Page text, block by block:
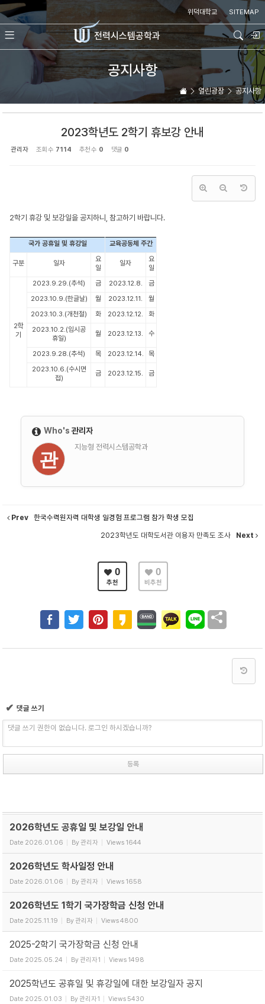
위덕대학교 SITEMAP
전력시스템공학과
공지사항
열린광장 공지사항
2023학년도 2학기 휴보강 안내
관리자 조회 수 7114 추천 수 0 댓글 0
2학기 휴강 및 보강일을 공지하니, 참고하기 바랍니다.
국가 공휴일 및 휴강일 교육공동체 주간
구분 일자
요
일
일자
요
일
2학
기
2023.9.29.(추석) 금 2023.12.8.
금
2023.10.9.(한글날)
월 2023.12.11.
월
2023.10.3.(개천절)
화 2023.12.12.
화
2023.10.2.(임시공
휴일)
월 2023.12.13. 수
2023.9.28.(추석) 목 2023.12.14.
목
2023.10.6.(수시면
접)
금 2023.12.15. 금
Who's관리자
관 지능형 전력시스템공학과
Prev
한국수력원자력 대학생 일경험 프로그램 참가 학생 모집
2023학년도 대학도서관 이용자 만족도 조사
Next
0
추천
0
비추천
✔ 댓글 쓰기
댓글 쓰기 권한이 없습니다. 로그인 하시겠습니까?
2026학년도 공휴일 및 보강일 안내
Date 2026.01.06 By관리자 Views 1644
2026학년도 학사일정 안내
Date 2026.01.06 By관리자 Views 1658
2026학년도 1학기 국가장학금 신청 안내
Date 2025.11.19 By관리자 Views4800
2025-2학기 국가장학금 신청 안내
Date 2025.05.24 By관리자1 Views 1498
2025학년도 공휴일 및 휴강일에 대한 보강일자 공지
Date 2025.01.03 By관리자1 Views 5430